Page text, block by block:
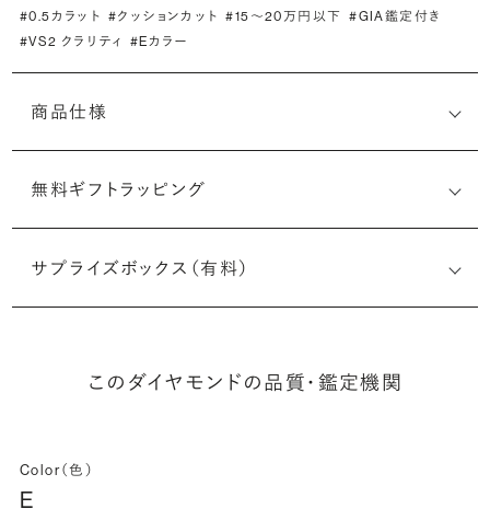
#0.5カラット #クッションカット #15〜20万円以下 #GIA鑑定付き
#VS2 クラリティ #Eカラー
商品仕様
無料ギフトラッピング
サプライズボックス（有料）
このダイヤモンドの品質・鑑定機関
Color（色）
E